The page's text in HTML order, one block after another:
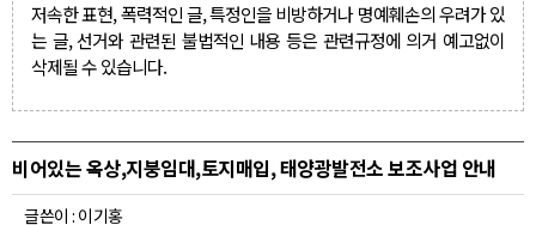
저속한 표현, 폭력적인 글, 특정인을 비방하거나 명예훼손의 우려가 있
는 글, 선거와 관련된 불법적인 내용 등은 관련규정에 의거 예고없이
삭제될 수 있습니다.
비어있는 옥상,지붕임대,토지매입, 태양광발전소 보조사업 안내
글쓴이 : 이기홍